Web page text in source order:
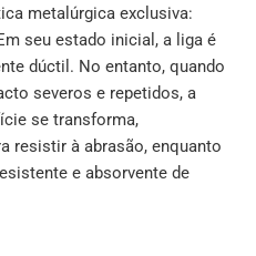
metalúrgica exclusiva:
seu estado inicial, a liga é
dúctil. No entanto, quando
severos e repetidos, a
se transforma,
resistir à abrasão, enquanto
e absorvente de